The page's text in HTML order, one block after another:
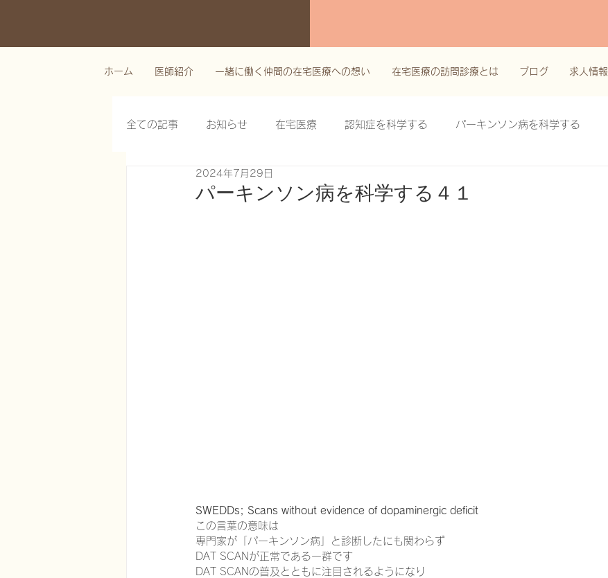
ホーム 医師紹介 一緒に働く仲間の在宅医療への想い 在宅医療の訪問診療とは ブログ 求人情報
全ての記事 お知らせ 在宅医療 認知症を科学する パーキンソン病を科学する
栄養管理を科学する
認知症について家族へ向けて 認知症の羅針盤 認知症は治せるか～認知症治療の羅針盤
神経障害性疼痛疼痛を科学する 在宅医療における褥瘡管理を科学する
パーキンソン病を科学する４１
2024年7月29日
SWEDDs; Scans without evidence of dopaminergic deficit
この言葉の意味は
専門家が「パーキンソン病」と診断したにも関わらず
DAT SCANが正常である一群です
DAT SCANの普及とともに注目されるようになり